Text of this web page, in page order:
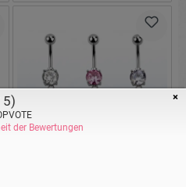
×
5)
der Bewertungen